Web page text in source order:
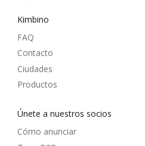
Kimbino
FAQ
Contacto
Ciudades
Productos
Únete a nuestros socios
Cómo anunciar